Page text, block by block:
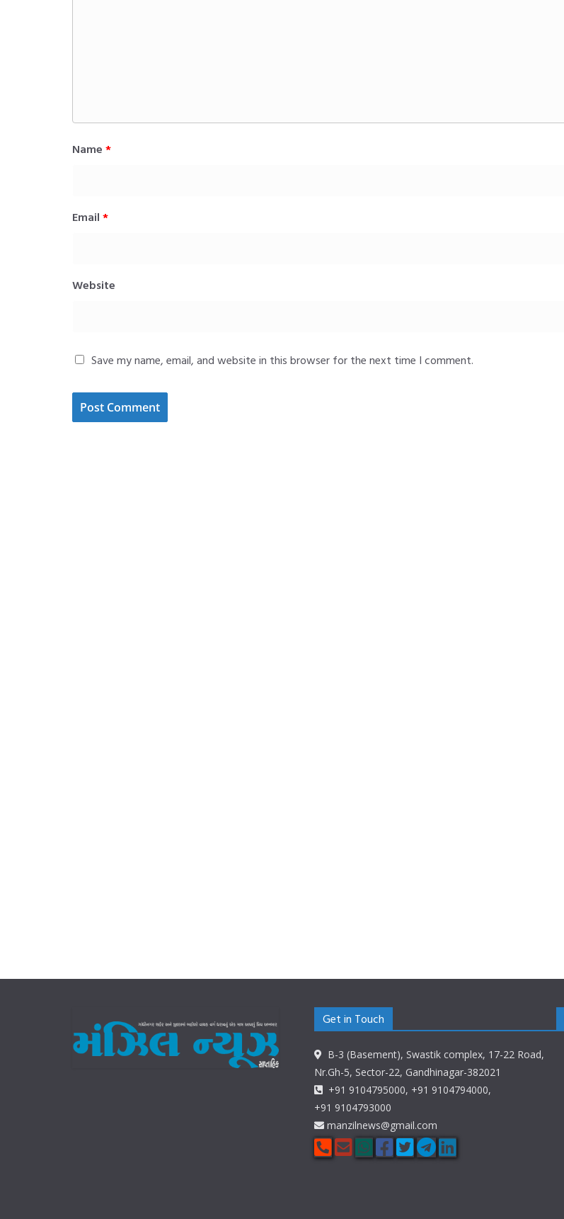
Name *
Email *
Website
Save my name, email, and website in this browser for the next time I comment.
Get in Touch
B-3 (Basement), Swastik complex, 17-22 Road,
Nr.Gh-5, Sector-22, Gandhinagar-382021
+91 9104795000, +91 9104794000,
+91 9104793000
manzilnews@gmail.com